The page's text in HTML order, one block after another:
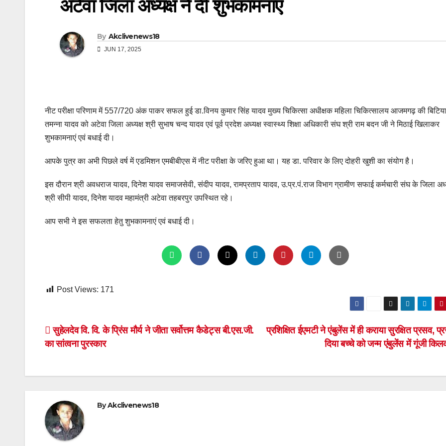
अटेवा जिला अध्यक्ष ने दी शुभकामनाएं
By Akclivenews18
JUN 17, 2025
नीट परीक्षा परिणाम में 557/720 अंक पाकर सफल हुई डा.विनय कुमार सिंह यादव मुख्य चिकित्सा अधीक्षक महिला चिकित्सालय आजमगढ़ की बिटिया
तमन्ना यादव को अटेवा जिला अध्यक्ष श्री सुभाष चन्द यादव एवं पूर्व प्रदेश अध्यक्ष स्वास्थ्य शिक्षा अधिकारी संघ श्री राम बदन जी ने मिठाई खिलाकर
शुभकामनाएं एवं बधाई दी।
आपके पुत्र का अभी पिछले वर्ष में एडमिशन एमबीबीएस में नीट परीक्षा के जरिए हुआ था। यह डा. परिवार के लिए दोहरी खुशी का संयोग है।
इस दौरान श्री अवधराज यादव, दिनेश यादव समाजसेवी, संदीप यादव, रामप्रताप यादव, उ.प्र.पं.राज विभाग ग्रामीण सफाई कर्मचारी संघ के जिला
श्री सीपी यादव, दिनेश यादव महामंत्री अटेवा तहबरपुर उपस्थित रहे।
आप सभी ने इस सफलता हेतु शुभकामनाएं एवं बधाई दी।
Post Views: 171
Post
navigation
प्रशिक्षित ईएमटी ने एंबुलेंस में ही कराया सुरक्षित प्रसव,
दिया बच्चे को जन्म एंबुलेंस में गूंजी
सुहेलदेव वि. वि. के प्रिंस मौर्य ने जीता सर्वोत्तम कैडेट्स बी.एस.जी.
का सांत्वना पुरस्कार
ByAkclivenews18